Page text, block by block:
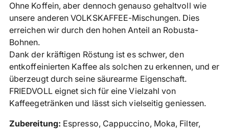
den
Warenkorb
legen
Ohne Koffein, aber dennoch genauso gehaltvoll wie
unsere anderen VOLKSKAFFEE-Mischungen. Dies
erreichen wir durch den hohen Anteil an Robusta-
Bohnen.
Dank der kräftigen Röstung ist es schwer, den
entkoffeinierten Kaffee als solchen zu erkennen, und er
überzeugt durch seine säurearme Eigenschaft.
FRIEDVOLL eignet sich für eine Vielzahl von
Kaffeegetränken und lässt sich vielseitig geniessen.
Zubereitung: Espresso, Cappuccino, Moka, Filter,